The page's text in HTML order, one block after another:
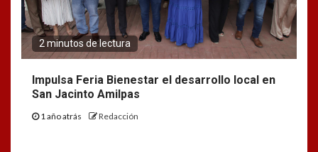
2 minutos de lectura
Impulsa Feria Bienestar el desarrollo local en
San Jacinto Amilpas
1 año atrás Redacción